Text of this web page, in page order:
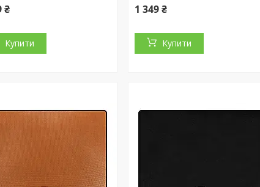
₴
Купити
1 349 ₴
Купити